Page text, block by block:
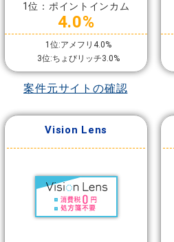
1位：ポイントインカム
4.0%
1位:アメフリ4.0%
3位:ちょびリッチ3.0%
案件元サイトの確認
Vision Lens